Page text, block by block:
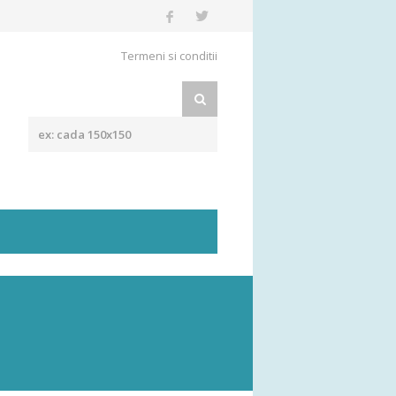
Termeni si conditii